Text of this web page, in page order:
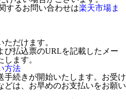
するお問い合わせは楽天市場ま
だけます。
び払込票のURLを記載したメー
ます。
方法
手続きが開始いたします。お受け
どは、お早めのお支払いをお願い